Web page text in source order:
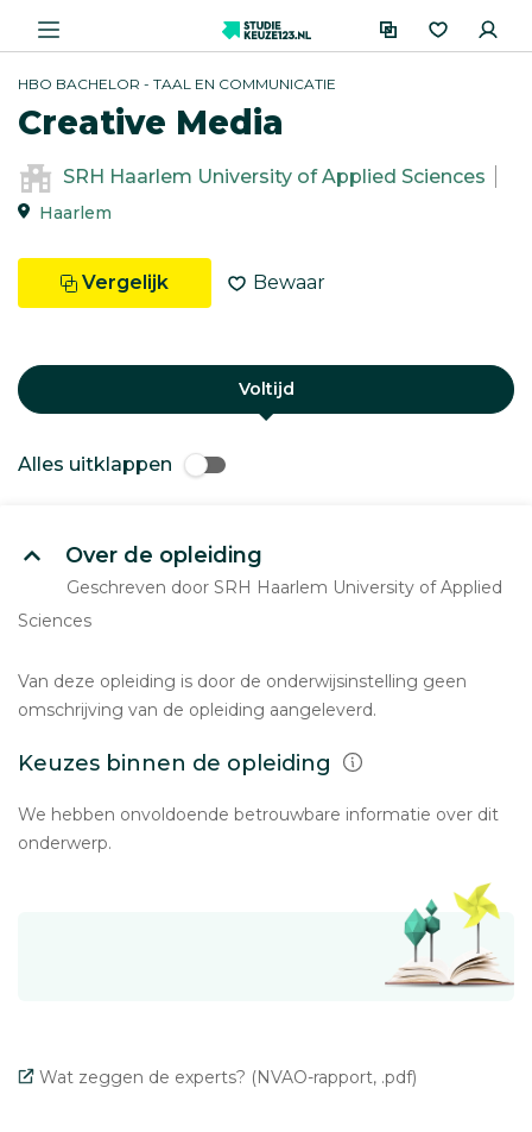
HBO BACHELOR - TAAL EN COMMUNICATIE
Creative Media
SRH Haarlem University of Applied Sciences
Haarlem
Vergelijk Bewaar
Voltijd
Alles uitklappen
Over de opleiding
Geschreven door SRH Haarlem University of Applied
Sciences
Van deze opleiding is door de onderwijsinstelling geen
omschrijving van de opleiding aangeleverd.
Keuzes binnen de opleiding
We hebben onvoldoende betrouwbare informatie over dit
onderwerp.
Wat zeggen de experts? (NVAO-rapport, .pdf)